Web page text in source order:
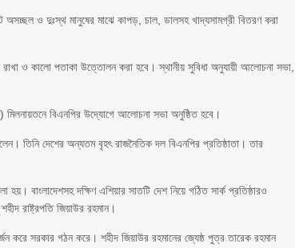
অসচ্ছল ও দুঃস্থ মানুষের মাঝে কাপড়, চাল, ডালসহ খাদ্যসামগ্রী বিতরণ করা
ও কালো পতাকা উত্তোলন করা হবে। স্থানীয় সুবিধা অনুযায়ী আলোচনা সভা,
মিলনায়তনে বিএনপির উদ্যোগে আলোচনা সভা অনুষ্ঠিত হবে।
তিনি দেশের অন্যতম বৃহৎ রাজনৈতিক দল বিএনপির প্রতিষ্ঠাতা। তার
বাংলাদেশসহ দক্ষিণ এশিয়ার সাতটি দেশ নিয়ে গঠিত সার্ক প্রতিষ্ঠারও
রাষ্ট্রপতি জিয়াউর রহমান।
করে সরকার গঠন করে। শহীদ জিয়াউর রহমানের জ্যেষ্ঠ পুত্র তারেক রহমান